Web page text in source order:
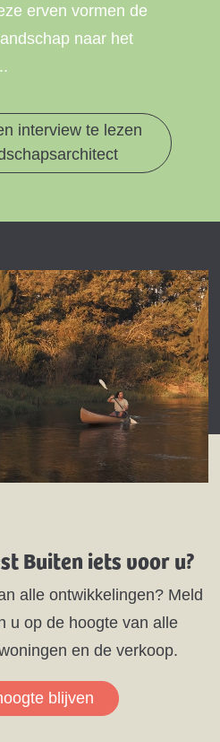
erven vormen de
naar het
interview te lezen
Buiten iets voor u?
alle ontwikkelingen? Meld
u op de hoogte van alle
en de verkoop.
blijven